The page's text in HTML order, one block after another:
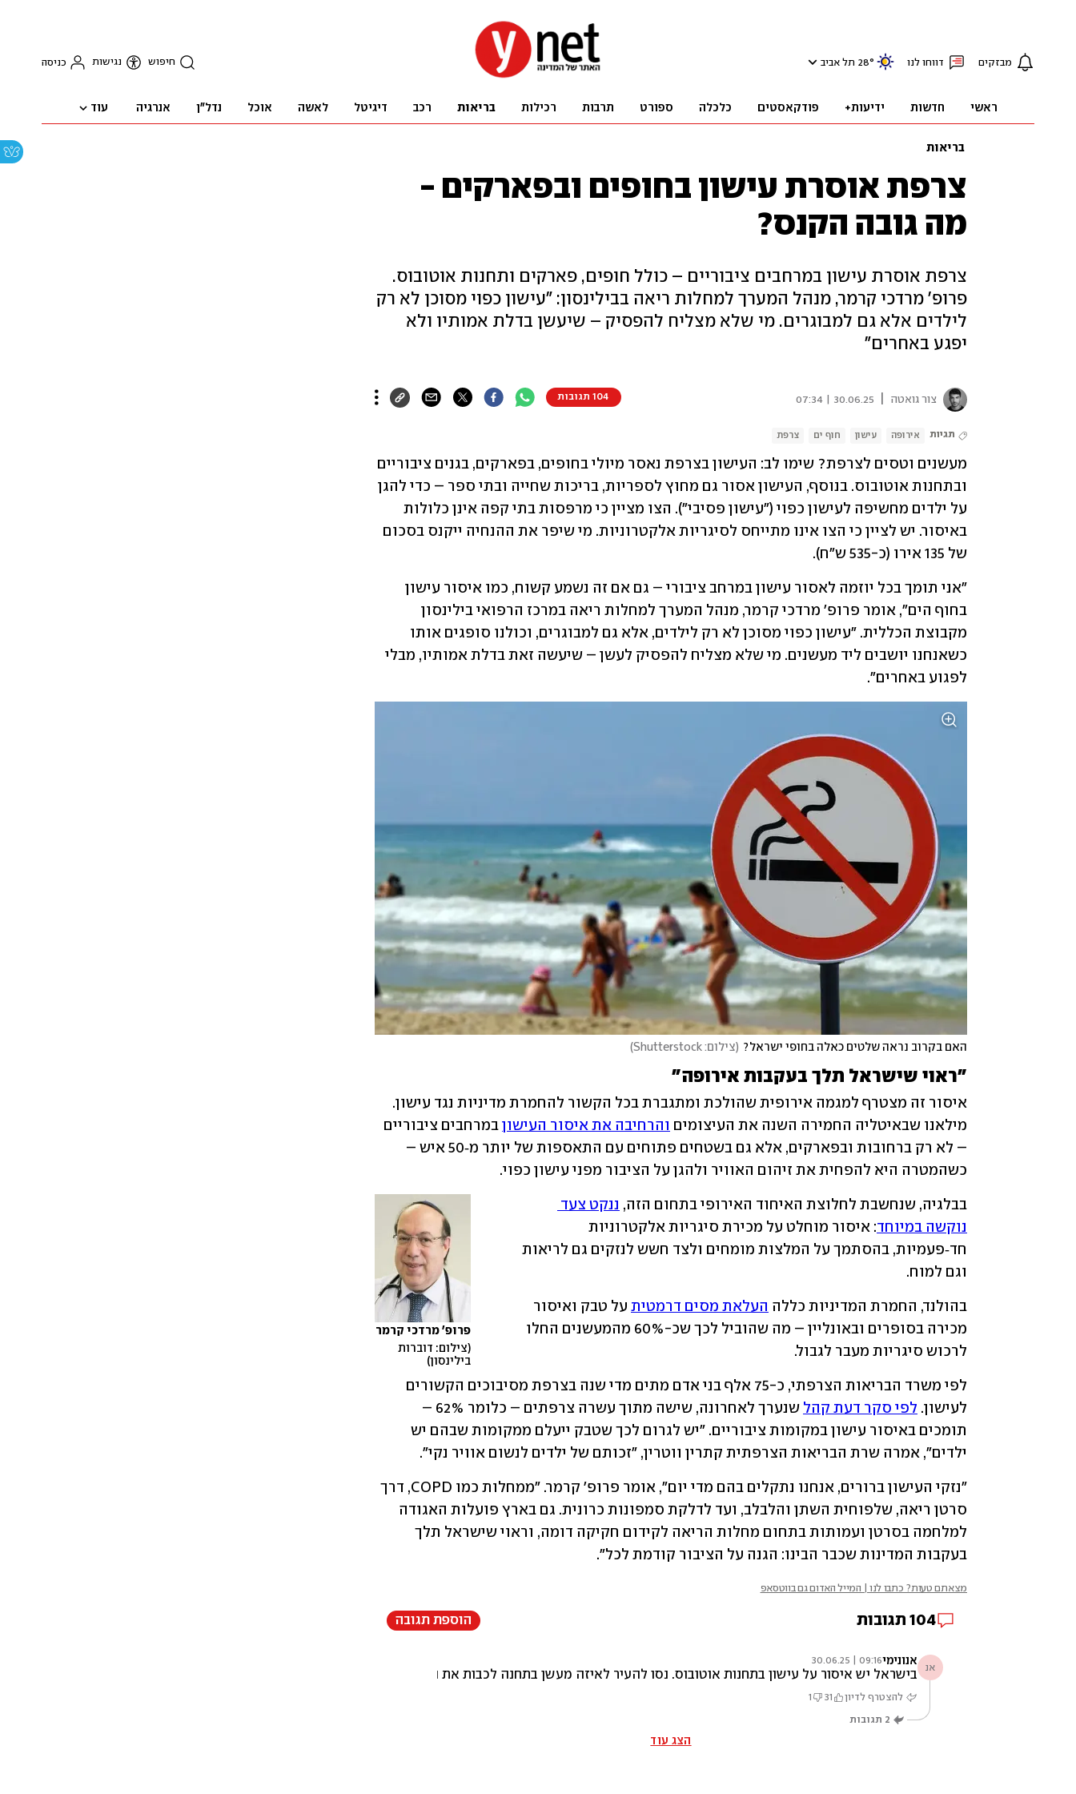
מבזקים דווחו לנו 28° תל אביב חיפוש נגישות כניסה
ראשי חדשות ידיעות+ פודקאסטים כלכלה ספורט תרבות רכילות בריאות רכב דיגיטל לאשה אוכל נדל"ן אנרגיה עוד
בריאות
צרפת אוסרת עישון בחופים ובפארקים -
מה גובה הקנס?
צרפת אוסרת עישון במרחבים ציבוריים – כולל חופים, פארקים ותחנות אוטובוס.
פרופ' מרדכי קרמר, מנהל המערך למחלות ריאה בבילינסון: "עישון כפוי מסוכן לא רק
לילדים אלא גם למבוגרים. מי שלא מצליח להפסיק – שיעשן בדלת אמותיו ולא
יפגע באחרים"
צור גואטה 30.06.25 | 07:34 104 תגובות
תגיות אירופה עישון חוף ים צרפת
של 135 אירו (כ-535 ש"ח).
לפגוע באחרים".
האם בקרוב נראה שלטים כאלה בחופי ישראל? (צילום: Shutterstock )
"ראוי שישראל תלך בעקבות אירופה"
מילאנו שבאיטליה החמירה השנה את העיצומים והרחיבה את איסור העישון
כשהמטרה היא להפחית את זיהום האוויר ולהגן על הציבור מפני עישון כפוי.
פרופ' מרדכי קרמר
בילינסון
בבלגיה, שנחשבת לחלוצת האיחוד האירופי בתחום הזה,
נוקשה במיוחד
וגם למוח.
בהולנד, החמרת המדיניות כללה העלאת מסים דרמטית
לרכוש סיגריות מעבר לגבול.
לעישון. לפי סקר דעת קהל
ילדים", אמרה שרת הבריאות הצרפתית קתרין ווטרין, "זכותם של ילדים לנשום אוויר נקי".
בעקבות המדינות שכבר הבינו: הגנה על הציבור קודמת לכל".
מצאתם טעות? כתבו לנו | המייל האדום גם בווטסאפ
104 תגובות הוספת תגובה
אנ אנונימי09:16 | 30.06.25
בישראל יש איסור על עישון בתחנות אוטובוס. נסו להעיר לאיזה מעשן בתחנה לכבות את הסיגריה ואלו יהיו אתם שתלמדו שהעישון הורג.
להצטרף לדיון 31
1
2 תגובות
הצג עוד